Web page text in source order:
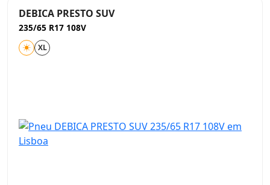
DEBICA PRESTO SUV
235/65 R17 108V
XL